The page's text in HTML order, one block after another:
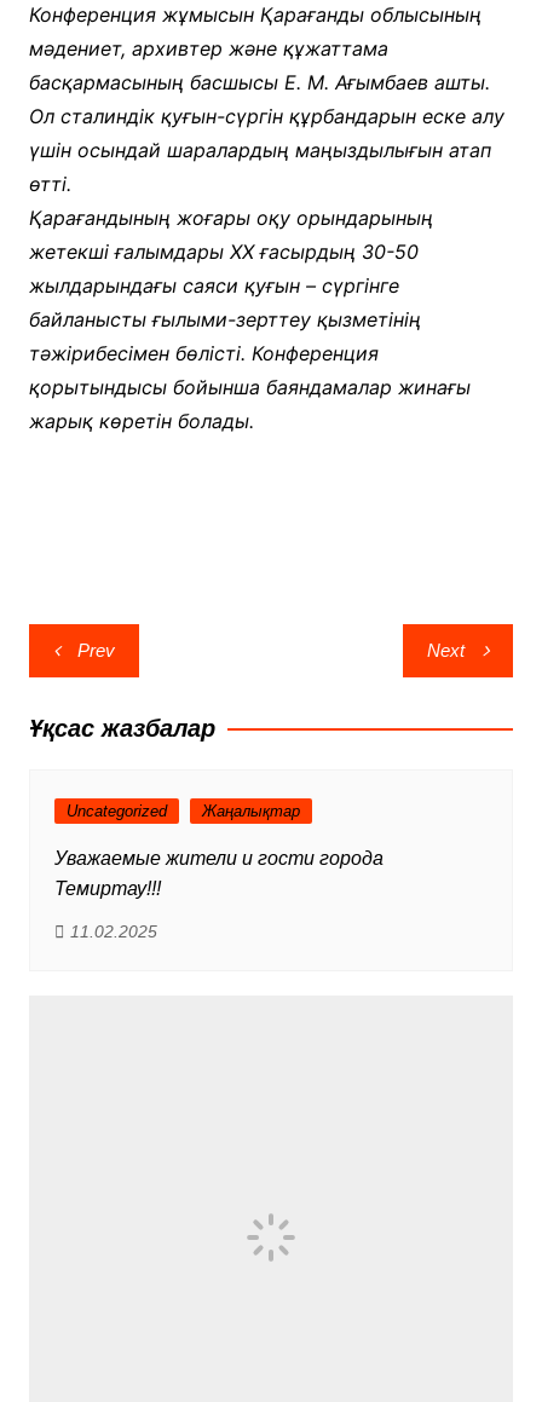
Конференция жұмысын Қарағанды облысының
мәдениет, архивтер және құжаттама
басқармасының басшысы Е. М. Ағымбаев ашты.
Ол сталиндік қуғын-сүргін құрбандарын еске алу
үшін осындай шаралардың маңыздылығын атап
өтті.
Қарағандының жоғары оқу орындарының
жетекші ғалымдары ХХ ғасырдың 30-50
жылдарындағы саяси қуғын – сүргінге
байланысты ғылыми-зерттеу қызметінің
тәжірибесімен бөлісті. Конференция
қорытындысы бойынша баяндамалар жинағы
жарық көретін болады.
Навигация
по
записям
Prev Next
Ұқсас жазбалар
Uncategorized Жаңалықтар
Уважаемые жители и гости города
Темиртау!!!
11.02.2025